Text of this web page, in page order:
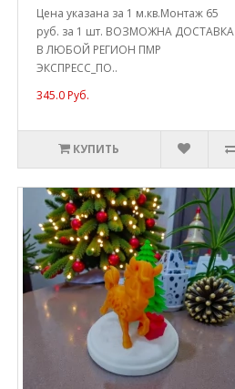
Цена указана за 1 м.кв.Монтаж 65
руб. за 1 шт. ВОЗМОЖНА ДОСТАВКА
В ЛЮБОЙ РЕГИОН ПМР
ЭКСПРЕСС_ПО..
345.0 Руб.
КУПИТЬ